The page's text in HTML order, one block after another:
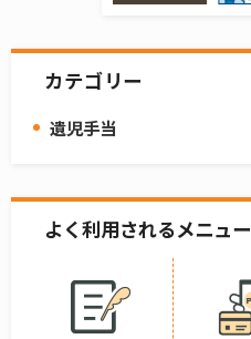
カテゴリー
遺児手当
よく利用されるメニュー